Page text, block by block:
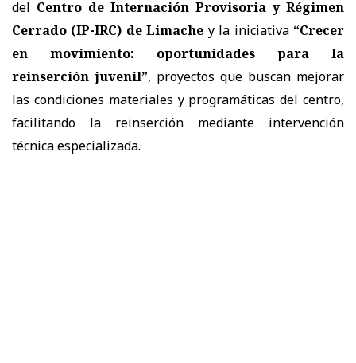
del Centro de Internación Provisoria y Régimen
Cerrado (IP-IRC) de Limache y la iniciativa “Crecer
en movimiento: oportunidades para la
reinserción juvenil”, proyectos que buscan mejorar
las condiciones materiales y programáticas del centro,
facilitando la reinserción mediante intervención
técnica especializada.